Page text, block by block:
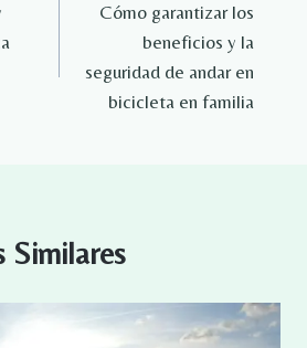
Cómo garantizar los
beneficios y la
seguridad de andar en
bicicleta en familia
Similares